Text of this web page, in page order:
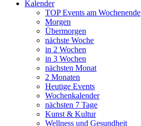
Kalender
TOP Events am Wochenende
Morgen
Übermorgen
nächste Woche
in 2 Wochen
in 3 Wochen
nächsten Monat
2 Monaten
Heutige Events
Wochenkalender
nächsten 7 Tage
Kunst & Kultur
Wellness und Gesundheit